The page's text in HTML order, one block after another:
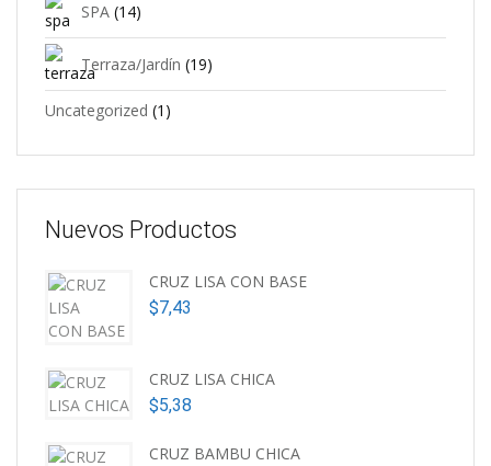
SPA (14)
Terraza/Jardín (19)
Uncategorized (1)
Nuevos Productos
CRUZ LISA CON BASE
$7,43
CRUZ LISA CHICA
$5,38
CRUZ BAMBU CHICA